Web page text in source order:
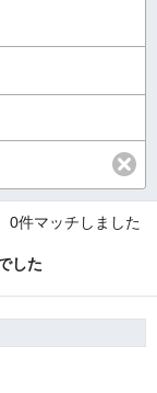
0件マッチしました
した